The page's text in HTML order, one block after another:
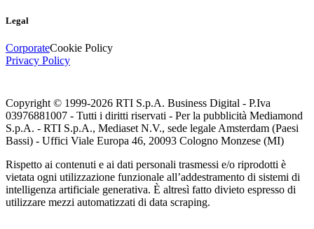
Legal
CorporateCookie Policy
Privacy Policy
Copyright © 1999-2026 RTI S.p.A. Business Digital - P.Iva
03976881007 - Tutti i diritti riservati - Per la pubblicità Mediamond
S.p.A. - RTI S.p.A., Mediaset N.V., sede legale Amsterdam (Paesi
Bassi) - Uffici Viale Europa 46, 20093 Cologno Monzese (MI)
Rispetto ai contenuti e ai dati personali trasmessi e/o riprodotti è
vietata ogni utilizzazione funzionale all’addestramento di sistemi di
intelligenza artificiale generativa. È altresì fatto divieto espresso di
utilizzare mezzi automatizzati di data scraping.